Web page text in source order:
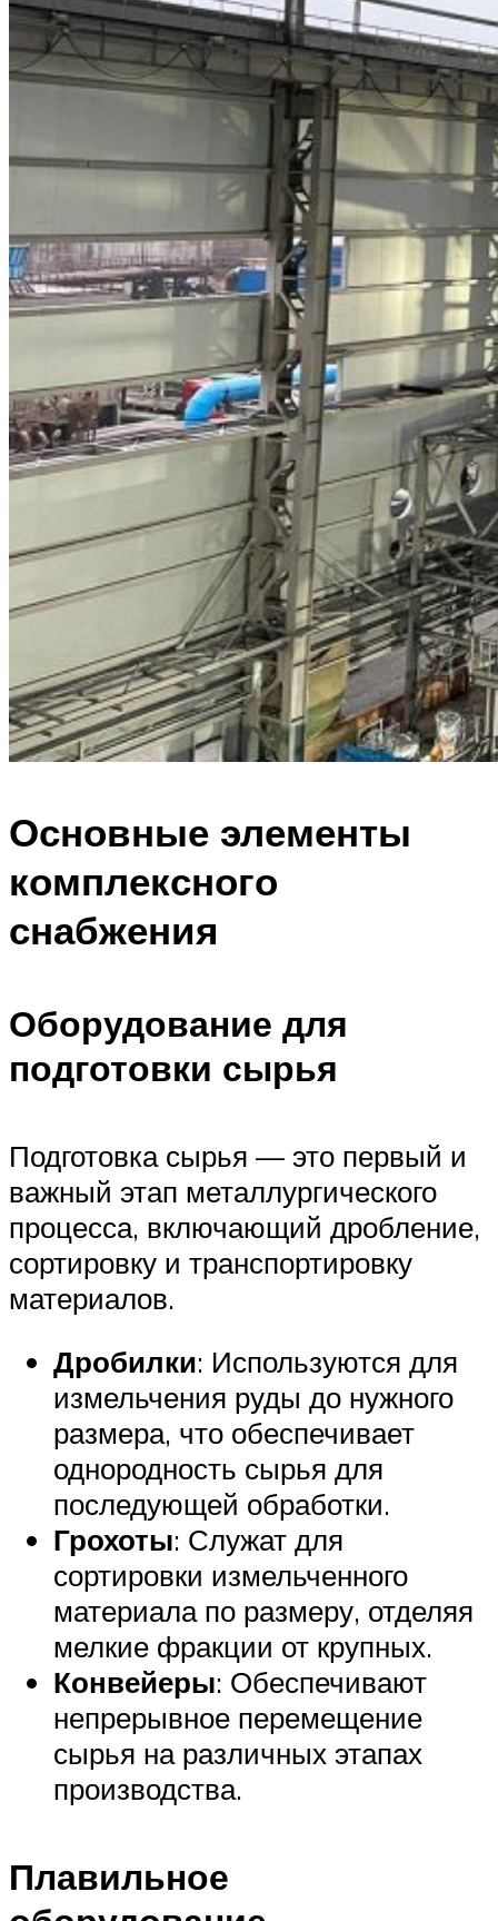
Основные элементы
комплексного
снабжения
Оборудование для
подготовки сырья
Подготовка сырья — это первый и
важный этап металлургического
процесса, включающий дробление,
сортировку и транспортировку
материалов.
Дробилки: Используются для
измельчения руды до нужного
размера, что обеспечивает
однородность сырья для
последующей обработки.
Грохоты: Служат для
сортировки измельченного
материала по размеру, отделяя
мелкие фракции от крупных.
Конвейеры: Обеспечивают
непрерывное перемещение
сырья на различных этапах
производства.
Плавильное